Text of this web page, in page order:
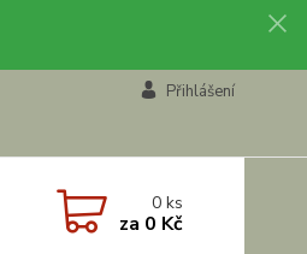
Přihlášení
0ks
za 0 Kč